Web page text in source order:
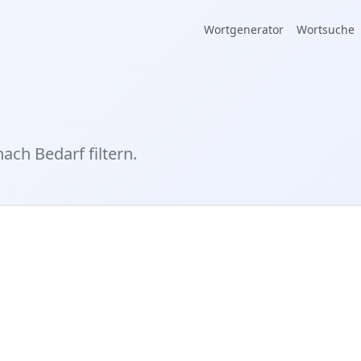
Wortgenerator Wortsuche
Bedarf filtern.